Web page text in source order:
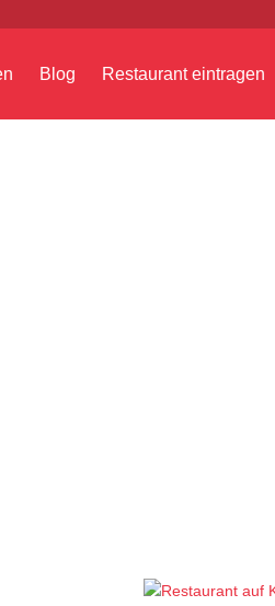
Blog Restaurant eintragen